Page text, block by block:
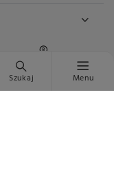
Szukaj Menu